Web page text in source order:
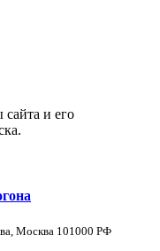
и его
Москва 101000 РФ